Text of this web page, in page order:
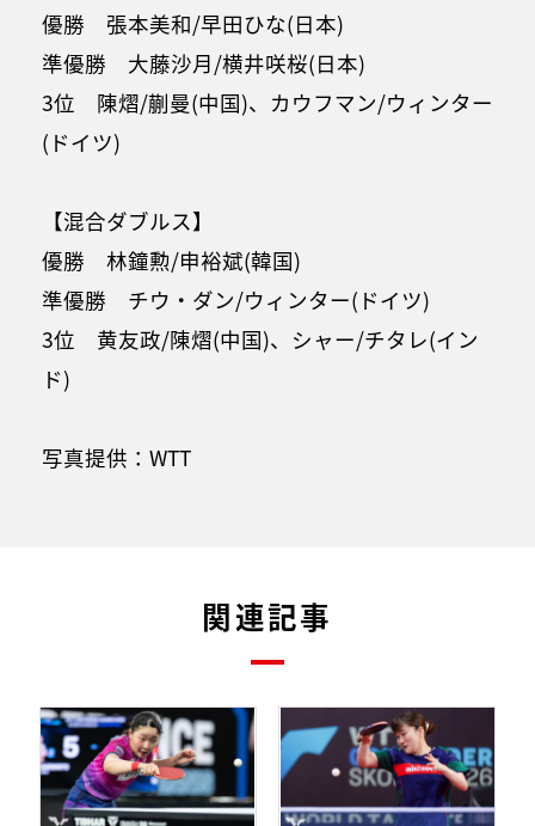
優勝 張本美和/早田ひな(日本)
準優勝 大藤沙月/横井咲桜(日本)
3位 陳熠/蒯曼(中国)、カウフマン/ウィンター
(ドイツ)
【混合ダブルス】
優勝 林鐘勲/申裕斌(韓国)
準優勝 チウ・ダン/ウィンター(ドイツ)
3位 黄友政/陳熠(中国)、シャー/チタレ(イン
ド)
写真提供：WTT
関連記事